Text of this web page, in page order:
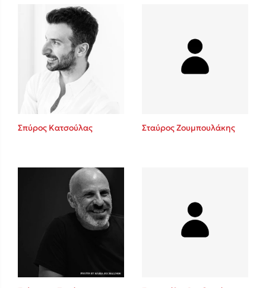
Δανάη Δεληγεώργη
Πάνω, κάτω, μπροστά, πίσω
Mel Robbins
Η μέθοδος Αφήστε τους
Σπύρος Κατσούλας Σταύρος Ζουμπουλάκης